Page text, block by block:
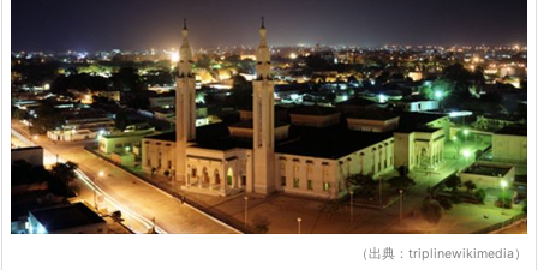
（出典：triplinewikimedia）